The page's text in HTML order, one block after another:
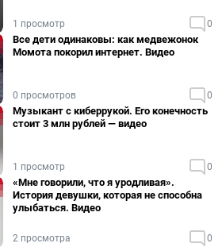
1 просмотр 0
Все дети одинаковы: как медвежонок
Момота покорил интернет. Видео
0 просмотров 0
Музыкант с киберрукой. Его конечность
стоит 3 млн рублей — видео
1 просмотр 0
«Мне говорили, что я уродливая».
История девушки, которая не способна
улыбаться. Видео
2 просмотра 0